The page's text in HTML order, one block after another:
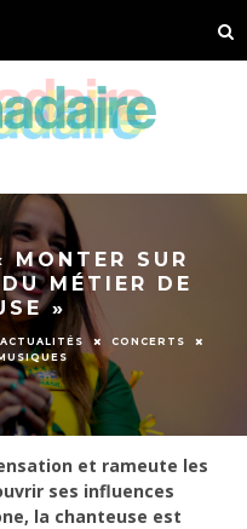
SUR
MÉTIER DE
»
ACTUALITÉS
CONCERTS
et rameute les
ses influences
la chanteuse est